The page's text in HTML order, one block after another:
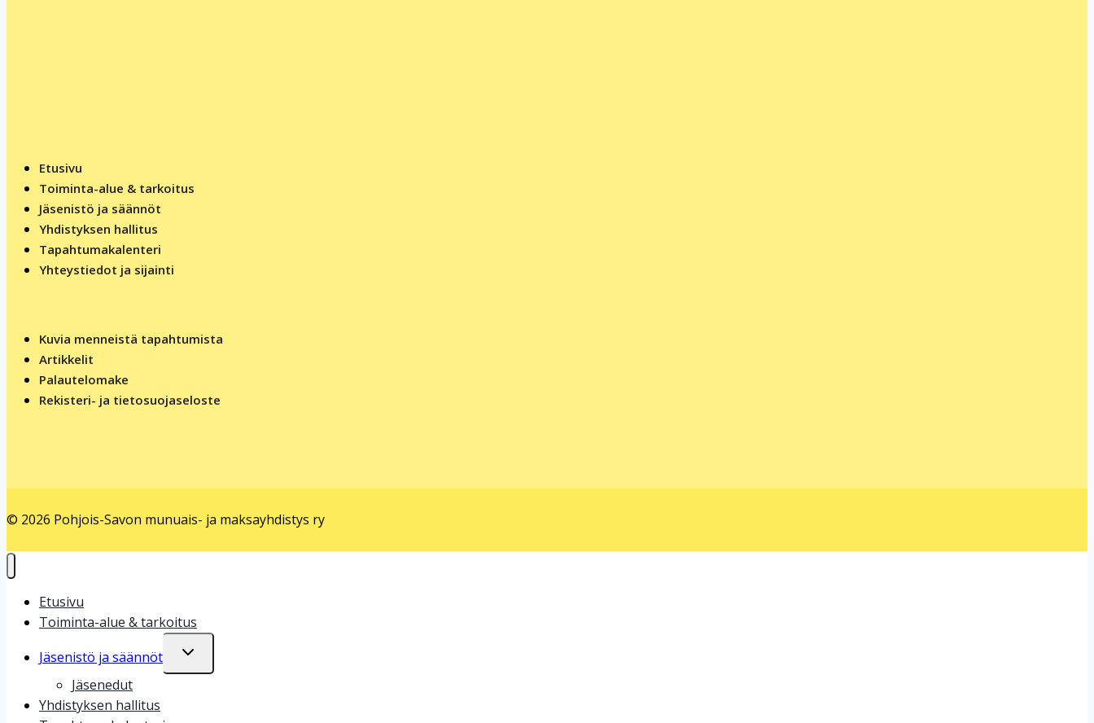
Etusivu
Toiminta-alue & tarkoitus
Jäsenistö ja säännöt
Yhdistyksen hallitus
Tapahtumakalenteri
Yhteystiedot ja sijainti
Kuvia menneistä tapahtumista
Artikkelit
Palautelomake
Rekisteri- ja tietosuojaseloste
© 2026 Pohjois-Savon munuais- ja maksayhdistys ry
Etusivu
Toiminta-alue & tarkoitus
Jäsenistö ja säännöt
Toggle
menu
Jäsenedut
Yhdistyksen hallitus